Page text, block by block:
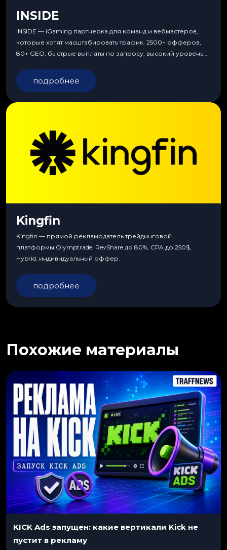
INSIDE
INSIDE — iGaming партнерка для команд и вебмастеров,
которые хотят масштабировать трафик. 2500+ офферов,
80+ GEO, быстрые выплаты по запросу, высокий уровень
подробнее
Kingfin
Kingfin — прямой рекламодатель трейдинговой
платформы Olymptrade. RevShare до 80%, CPA до 250$,
Hybrid, индивидуальный оффер.
подробнее
Похожие материалы
KICK Ads запущен: какие вертикали Kick не
пустит в рекламу